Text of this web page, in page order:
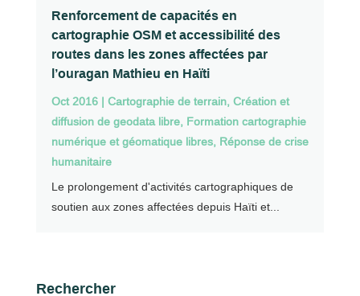
Renforcement de capacités en
cartographie OSM et accessibilité des
routes dans les zones affectées par
l’ouragan Mathieu en Haïti
Oct 2016| Cartographie de terrain, Création et
diffusion de geodata libre, Formation cartographie
numérique et géomatique libres, Réponse de crise
humanitaire
Le prolongement d'activités cartographiques de
soutien aux zones affectées depuis Haïti et...
Rechercher